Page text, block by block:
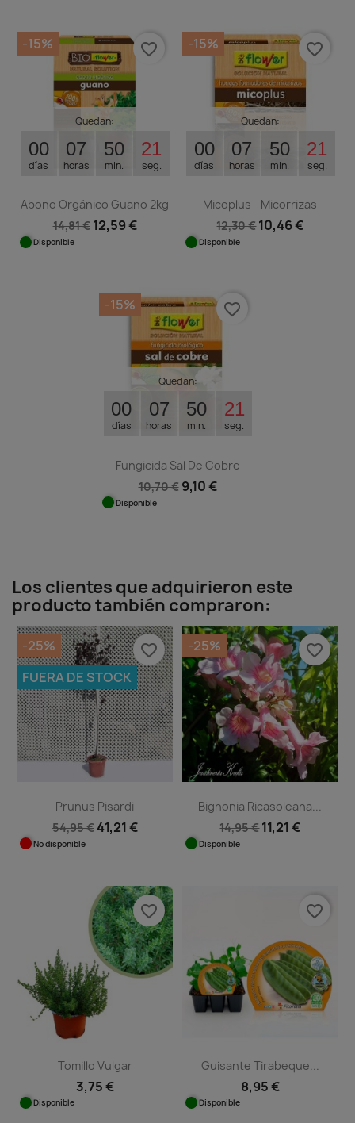
Quedan:
00
días
07
horas
50
min.
21
seg.
Abono Orgánico Guano 2kg
14,81 € 12,59 €
Disponible
-15% favorite_border
Quedan:
00
días
07
horas
50
min.
21
seg.
Micoplus - Micorrizas
12,30 €10,46 €
Disponible
-15% favorite_border
Quedan:
00
días
07
horas
50
min.
21
seg.
Fungicida Sal De Cobre
10,70 € 9,10 €
Disponible
-15% favorite_border
Los clientes que adquirieron este
producto también compraron:
Prunus Pisardi
54,95 € 41,21 €
No disponible
-25%
FUERA DE STOCK
favorite_border
Bignonia Ricasoleana...
14,95 €11,21 €
Disponible
-25% favorite_border
Tomillo Vulgar
3,75 €
Disponible
favorite_border
Guisante Tirabeque...
8,95 €
Disponible
favorite_border